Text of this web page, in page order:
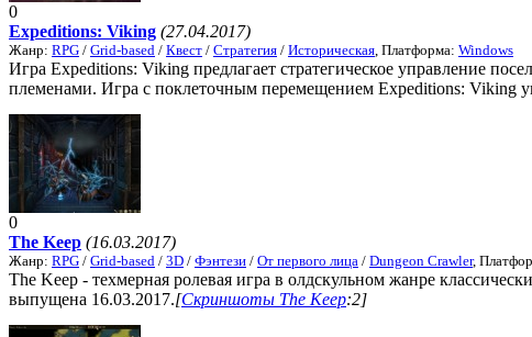
0
Expeditions: Viking (27.04.2017)
Жанр: RPG / Grid-based / Квест / Стратегия / Историческая , Платформа: Windows
Игра Expeditions: Viking предлагает стратегическое управление
племенами. Игра с поклеточным перемещением Expeditions: Viking
0
The Keep (16.03.2017)
Жанр: RPG / Grid-based / 3D / Фэнтези / От первого лица / Dungeon Crawler,
The Keep - техмерная ролевая игра в олдскульном жанре
выпущена 16.03.2017.[Скриншоты The Keep:2]